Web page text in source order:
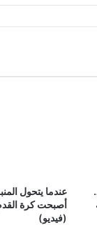
عندما يتحول
أصبحت كرة
(فيديو)